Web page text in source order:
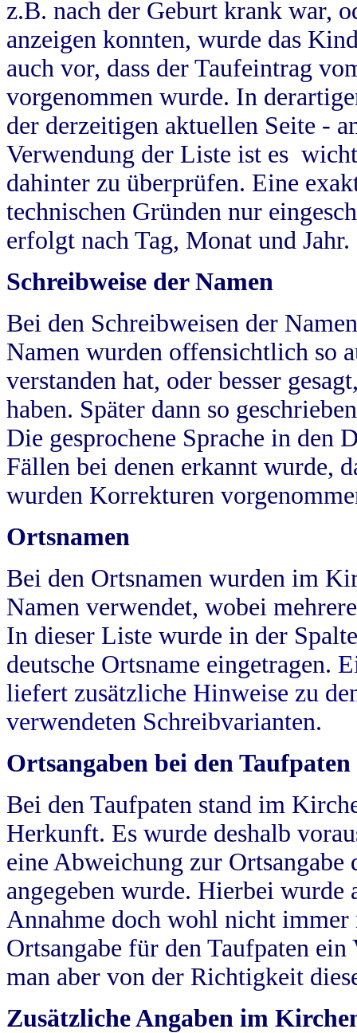
z.B. nach der Geburt krank war,
anzeigen konnten, wurde das
auch vor, dass der Taufeintrag
vorgenommen wurde. In
der derzeitigen aktuellen Seite -
Verwendung der Liste ist es
dahinter zu überprüfen. Eine
technischen Gründen nur
erfolgt nach Tag, Monat und Jahr.
Schreibweise der Namen
Bei den Schreibweisen der
Namen wurden offensichtlich so
verstanden hat, oder besser
haben. Später dann so
Die gesprochene Sprache in
Fällen bei denen erkannt wurde,
wurden Korrekturen
Ortsnamen
Bei den Ortsnamen wurden im
Namen verwendet, wobei
In dieser Liste wurde in der
deutsche Ortsname eingetragen.
liefert zusätzliche Hinweise zu
verwendeten Schreibvarianten.
Ortsangaben bei den Taufpaten
Bei den Taufpaten stand im
Herkunft. Es wurde deshalb
eine Abweichung zur
angegeben wurde. Hierbei wurde
Annahme doch wohl nicht
Ortsangabe für den Taufpaten
man aber von der Richtigkeit
Zusätzliche Angaben im